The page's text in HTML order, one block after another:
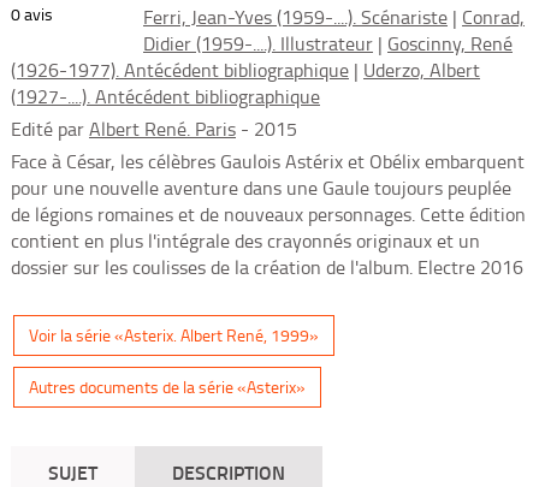
0avis Ferri, Jean-Yves (1959-....). Scénariste | Conrad,
Didier (1959-....). Illustrateur | Goscinny, René
(1926-1977). Antécédent bibliographique | Uderzo, Albert
(1927-....). Antécédent bibliographique
Edité parAlbert René. Paris - 2015
Face à César, les célèbres Gaulois Astérix et Obélix embarquent
pour une nouvelle aventure dans une Gaule toujours peuplée
de légions romaines et de nouveaux personnages. Cette édition
contient en plus l'intégrale des crayonnés originaux et un
dossier sur les coulisses de la création de l'album. Electre 2016
Voir la série «Asterix. Albert René, 1999»
Autres documents de la série «Asterix»
SUJET DESCRIPTION